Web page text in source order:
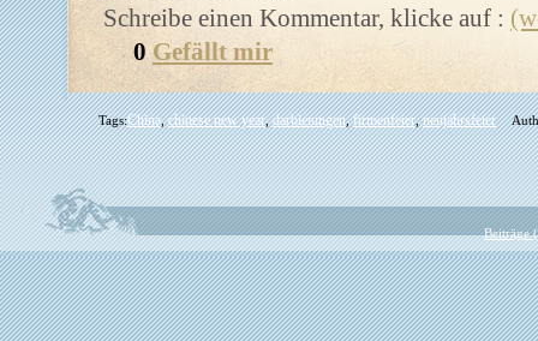
Schreibe einen Kommentar, klicke auf :
0 Gefällt mir
Tags:China,chinese new year,darbietungen,firmenfeier,neujahrsfeier
Beiträge